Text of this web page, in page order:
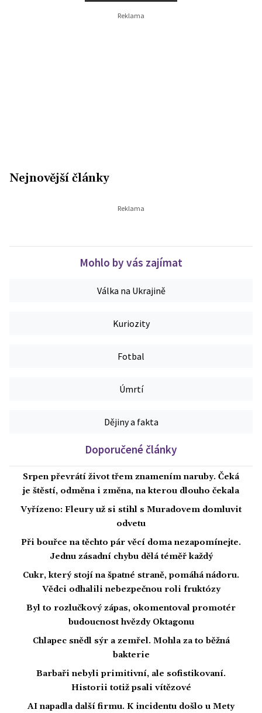
Nejnovější články
Mohlo by vás zajímat
Válka na Ukrajině
Kuriozity
Fotbal
Úmrtí
Dějiny a fakta
Doporučené články
Srpen převrátí život třem znamením naruby. Čeká
je štěstí, odměna i změna, na kterou dlouho čekala
Vyřízeno: Fleury už si stihl s Muradovem domluvit
odvetu
Při bouřce na těchto pár věcí doma nezapomínejte.
Jednu zásadní chybu dělá téměř každý
Cukr, který stojí na špatné straně, pomáhá nádoru.
Vědci odhalili nebezpečnou roli fruktózy
Byl to rozlučkový zápas, okomentoval promotér
budoucnost hvězdy Oktagonu
Chlapec snědl sýr a zemřel. Mohla za to běžná
bakterie
Barbaři nebyli primitivní, ale sofistikovaní.
Historii totiž psali vítězové
AI napadla další firmu. K incidentu došlo u Mety